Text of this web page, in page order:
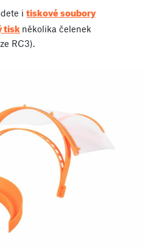
i tiskové soubory
tisk několika čelenek
RC3).